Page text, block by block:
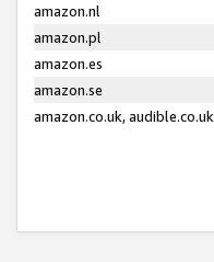
amazon.nl
amazon.pl
amazon.es
amazon.se
amazon.co.uk, audible.co.uk